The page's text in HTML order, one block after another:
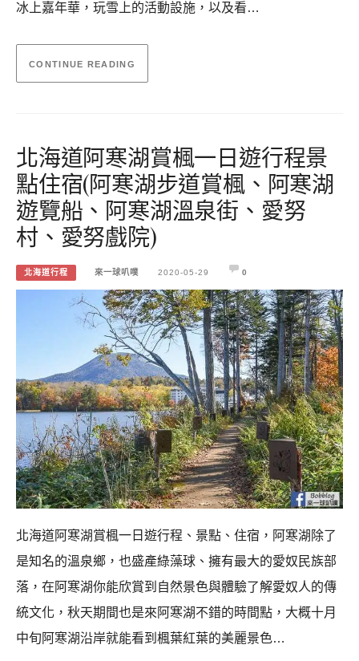
冰上嘉年華，玩雪上的活動設施，以及看…
CONTINUE READING
北海道阿寒湖賞楓一日遊行程景
點住宿(阿寒湖步道賞楓、阿寒湖
遊覽船、阿寒湖溫泉街、愛努
村、愛努戲院)
北海道行程 來一球叭噗 2020-05-29 0
北海道阿寒湖賞楓一日遊行程、景點、住宿，阿寒湖除了
是知名的溫泉鄉，也盛產綠藻球、擁有最大的愛奴民族部
落，在阿寒湖你能欣賞到自然景色與體驗了解愛奴人的傳
統文化，秋天期間也是來阿寒湖不錯的時間點，大概十月
中旬阿寒湖沿岸就能看到楓葉紅葉的美麗景色…